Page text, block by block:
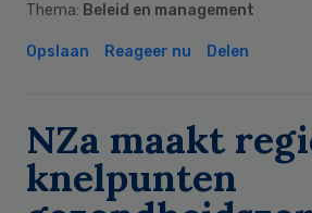
Thema: Beleid en management
Opslaan Reageer nu Delen
NZa maakt
knelpunten